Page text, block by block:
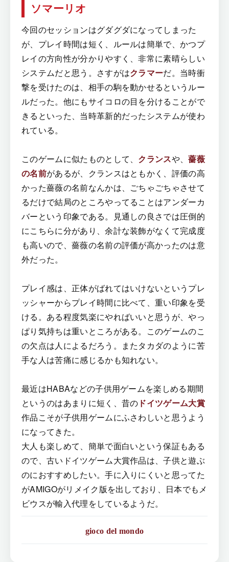
ソマーリオ
今回のセッションはグダグダになってしまった
が、プレイ時間は短く、ルールは簡単で、かつプ
レイの方向性が分かりやすく、非常に素晴らしい
システムだと思う。さすがはクラマーだ。当時衝
撃を受けたのは、相手の駒を動かせるというルー
ルだった。他にもサイコロの目を分けることがで
きるといった、当時革新的だったシステムが使わ
れている。
このゲームに似たものとして、 クランスや、薔薇
の名前があるが、クランスはともかく、評価の高
かった薔薇の名前なんかは、ごちゃごちゃさせて
るだけで結局のところやってることはアンダーカ
バーという印象である。見通しの良さでは圧倒的
にこちらに分があり、余計な装飾がなくて完成度
も高いので、薔薇の名前の評価が高かったのは意
外だった。
プレイ感は、正体がばれてはいけないというプレ
ッシャーからプレイ時間に比べて、重い印象を受
ける。ある程度気楽にやればいいと思うが、やっ
ぱり気持ちは重いところがある。このゲームのこ
の欠点は人によるだろう。またタカダのように苦
手な人は苦痛に感じるかも知れない。
最近はHABAなどの子供用ゲームを楽しめる期間
というのはあまりに短く、昔の ドイツゲーム大賞
作品こそが子供用ゲームにふさわしいと思うよう
になってきた。
大人も楽しめて、簡単で面白いという保証もある
ので、古いドイツゲーム大賞作品は、子供と遊ぶ
のにおすすめしたい。手に入りにくいと思ってた
がAMIGOがリメイク版を出しており、日本でもメ
ビウスが輸入代理をしているようだ。
gioco del mondo